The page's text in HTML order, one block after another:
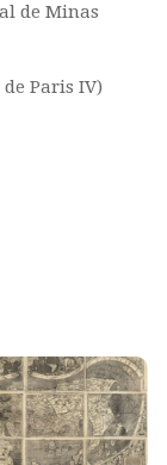
de Minas
Paris IV)